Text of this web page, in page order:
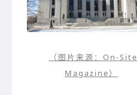
（图片来源：On-Site
Magazine）